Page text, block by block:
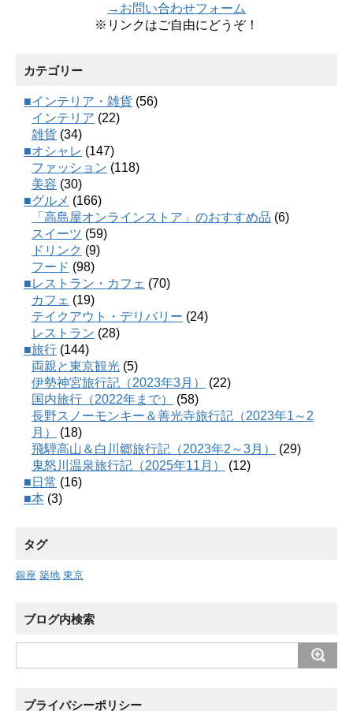
→お問い合わせフォーム
※リンクはご自由にどうぞ！
カテゴリー
■インテリア・雑貨 (56)
インテリア (22)
雑貨 (34)
■オシャレ (147)
ファッション (118)
美容 (30)
■グルメ (166)
「高島屋オンラインストア」のおすすめ品 (6)
スイーツ (59)
ドリンク (9)
フード (98)
■レストラン・カフェ (70)
カフェ (19)
テイクアウト・デリバリー (24)
レストラン (28)
■旅行 (144)
両親と東京観光 (5)
伊勢神宮旅行記（2023年3月）
(22)
国内旅行（2022年まで）
(58)
長野スノーモンキー＆善光寺旅行記（2023年1～2
月）
(18)
飛騨高山＆白川郷旅行記（2023年2～3月）
(29)
鬼怒川温泉旅行記（2025年11月）
(12)
■日常 (16)
■本 (3)
タグ
銀座 築地 東京
ブログ内検索
プライバシーポリシー